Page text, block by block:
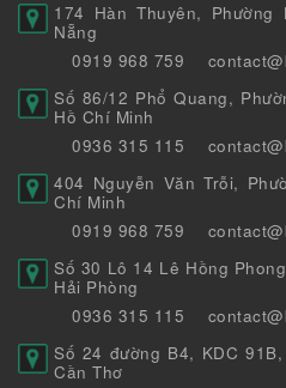
174 Hàn Thuyên,
Nẵng
0919 968 759
Số 86/12 Phổ Quang,
Hồ Chí Minh
0936 315 115
404 Nguyễn Văn Trỗi,
Chí Minh
0919 968 759
Số 30 Lô 14 Lê Hồng
Hải Phòng
0936 315 115
Số 24 đường B4, KDC
Cần Thơ